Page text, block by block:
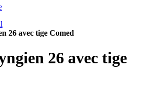
26 avec tige Comed
26 avec tige